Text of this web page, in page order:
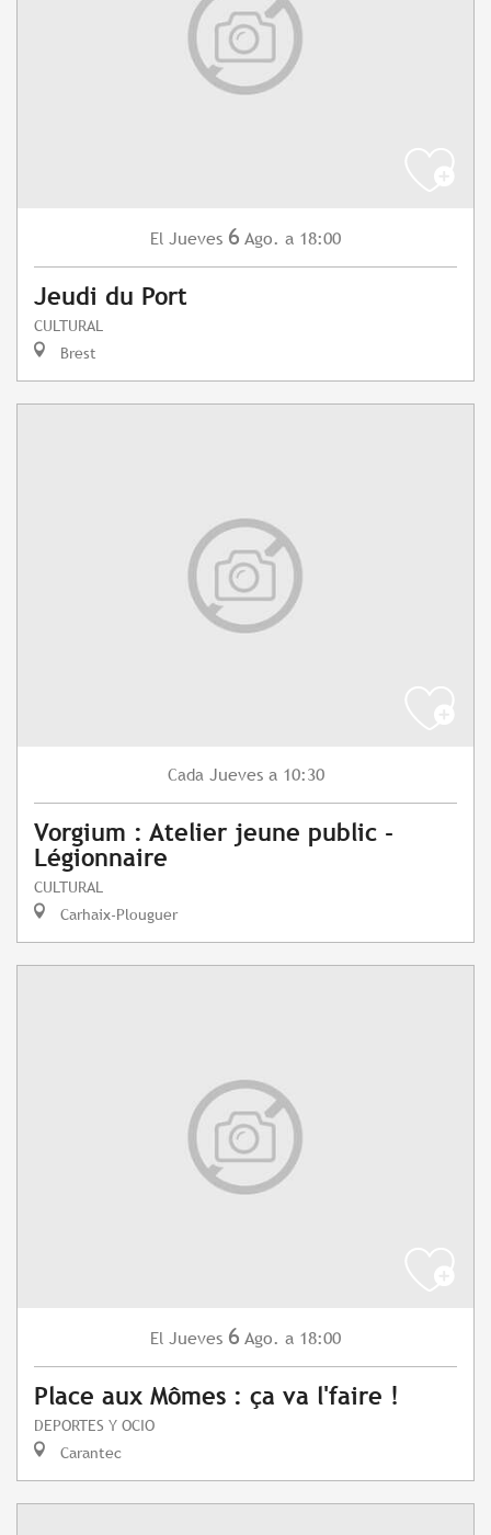
El Jueves 6 Ago. a 18:00
Jeudi du Port
CULTURAL
Brest
Cada Jueves a 10:30
Vorgium : Atelier jeune public -
Légionnaire
CULTURAL
Carhaix-Plouguer
El Jueves 6 Ago. a 18:00
Place aux Mômes : ça va l'faire !
DEPORTES Y OCIO
Carantec